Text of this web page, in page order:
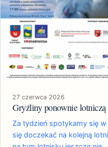
27 czerwca 2026
Gryźliny ponownie
Za tydzień spotykamy się
się doczekać na kolejną